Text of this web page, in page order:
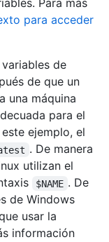
Para más
para acceder
de
de que un
una máquina
para el
ejemplo, el
. De manera
utilizan el
$NAME . De
de Windows
usar la
información